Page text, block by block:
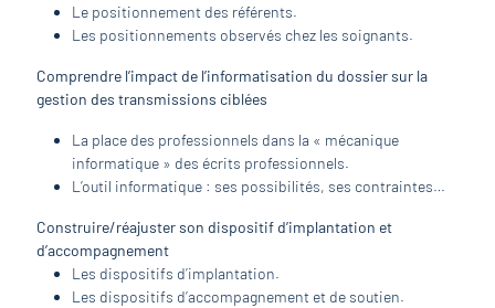
Le positionnement des référents.
Les positionnements observés chez les soignants.
Comprendre l’impact de l’informatisation du dossier sur la
gestion des transmissions ciblées
La place des professionnels dans la « mécanique
informatique » des écrits professionnels.
L’outil informatique : ses possibilités, ses contraintes…
Construire/réajuster son dispositif d’implantation et
d’accompagnement
Les dispositifs d’implantation.
Les dispositifs d’accompagnement et de soutien.